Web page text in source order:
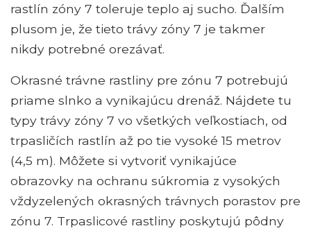
rastlín zóny 7 toleruje teplo aj sucho. Ďalším
plusom je, že tieto trávy zóny 7 je takmer
nikdy potrebné orezávať.
Okrasné trávne rastliny pre zónu 7 potrebujú
priame slnko a vynikajúcu drenáž. Nájdete tu
typy trávy zóny 7 vo všetkých veľkostiach, od
trpasličích rastlín až po tie vysoké 15 metrov
(4,5 m). Môžete si vytvoriť vynikajúce
obrazovky na ochranu súkromia z vysokých
vždyzelených okrasných trávnych porastov pre
zónu 7. Trpaslicové rastliny poskytujú pôdny